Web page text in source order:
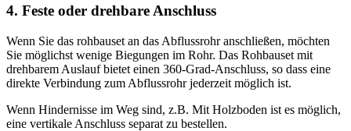
4. Feste oder drehbare Anschluss
Wenn Sie das rohbauset an das Abflussrohr anschließen, möchten
Sie möglichst wenige Biegungen im Rohr. Das Rohbauset mit
drehbarem Auslauf bietet einen 360-Grad-Anschluss, so dass eine
direkte Verbindung zum Abflussrohr jederzeit möglich ist.
Wenn Hindernisse im Weg sind, z.B. Mit Holzboden ist es möglich,
eine vertikale Anschluss separat zu bestellen.